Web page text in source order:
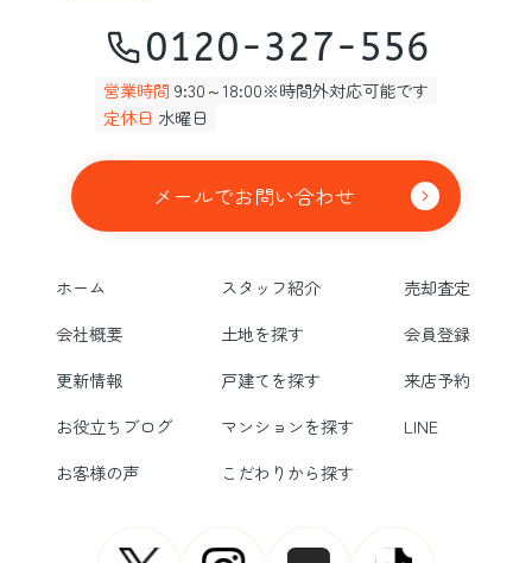
0120-327-556
営業時間 9:30～18:00※時間外対応可能です
定休日 水曜日
メールでお問い合わせ
ホーム スタッフ紹介
売却査定
会社概要
土地を探す
会員登録
更新情報
戸建てを探す
来店予約
お役立ちブログ
マンションを探す
LINE
お客様の声
こだわりから探す